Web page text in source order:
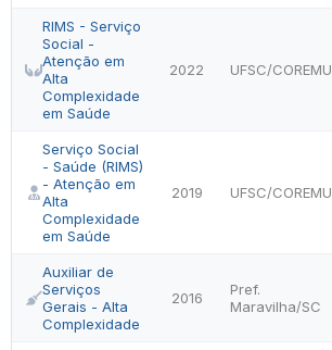
RIMS - Serviço
Social -
Atenção em
Alta
Complexidade
em Saúde
2022 UFSC/COREMU
Serviço Social
- Saúde (RIMS)
- Atenção em
Alta
Complexidade
em Saúde
2019 UFSC/COREMU
Auxiliar de
Serviços
Gerais - Alta
Complexidade
2016
Pref.
Maravilha/SC